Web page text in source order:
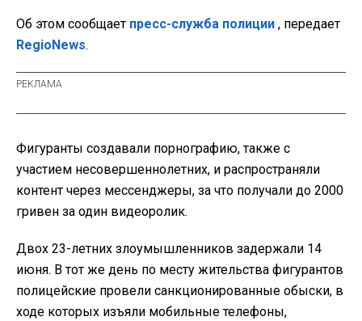
Об этом сообщает пресс-служба полиции , передает
RegioNews.
Фигуранты создавали порнографию, также с
участием несовершеннолетних, и распространяли
контент через мессенджеры, за что получали до 2000
гривен за один видеоролик.
Двох 23-летних злоумышленников задержали 14
июня. В тот же день по месту жительства фигурантов
полицейские провели санкционированные обыски, в
ходе которых изъяли мобильные телефоны,